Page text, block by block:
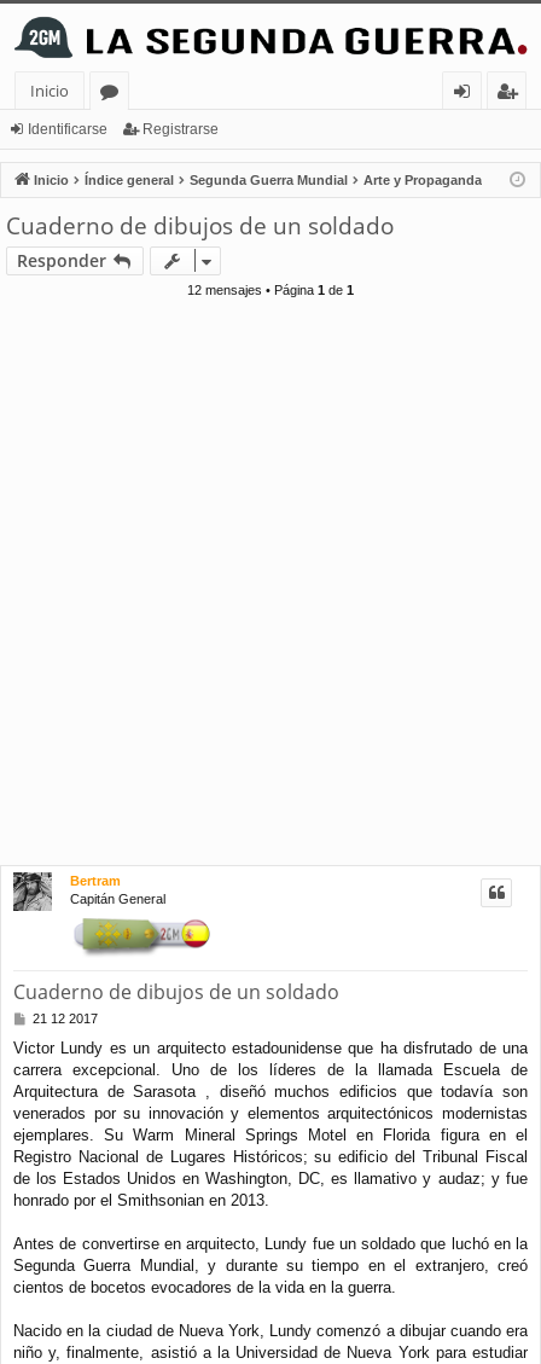
Inicio
or
os
nt
ifi
ist
ra
Identificarse Registrarse
Inicio Índice general Segunda Guerra Mundial Arte y Propaganda
Cuaderno de dibujos de un soldado
Responder
12 mensajes • Página 1 de 1
Bertram
Capitán General
Cuaderno de dibujos de un soldado
M
n
s
a
j
21 12 2017
Victor Lundy es un arquitecto estadounidense que ha disfrutado de una
carrera excepcional. Uno de los líderes de la llamada Escuela de
Arquitectura de Sarasota , diseñó muchos edificios que todavía son
venerados por su innovación y elementos arquitectónicos modernistas
ejemplares. Su Warm Mineral Springs Motel en Florida figura en el
Registro Nacional de Lugares Históricos; su edificio del Tribunal Fiscal
de los Estados Unidos en Washington, DC, es llamativo y audaz; y fue
honrado por el Smithsonian en 2013.
Antes de convertirse en arquitecto, Lundy fue un soldado que luchó en la
Segunda Guerra Mundial, y durante su tiempo en el extranjero, creó
cientos de bocetos evocadores de la vida en la guerra.
Nacido en la ciudad de Nueva York, Lundy comenzó a dibujar cuando era
niño y, finalmente, asistió a la Universidad de Nueva York para estudiar